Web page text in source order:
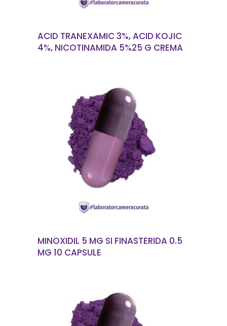
ACID TRANEXAMIC 3%, ACID KOJIC
4%, NICOTINAMIDA 5%25 G CREMA
CITEȘTE MAI MULT
MINOXIDIL 5 MG SI FINASTERIDA 0.5
MG 10 CAPSULE